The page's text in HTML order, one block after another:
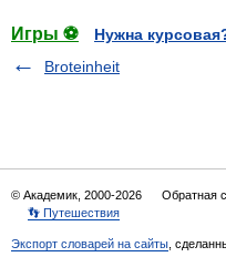
Игры ⚽
Нужна
Broteinheit
© Академик, 2000-2026 Обратная
👣 Путешествия
Экспорт словарей на сайты ,